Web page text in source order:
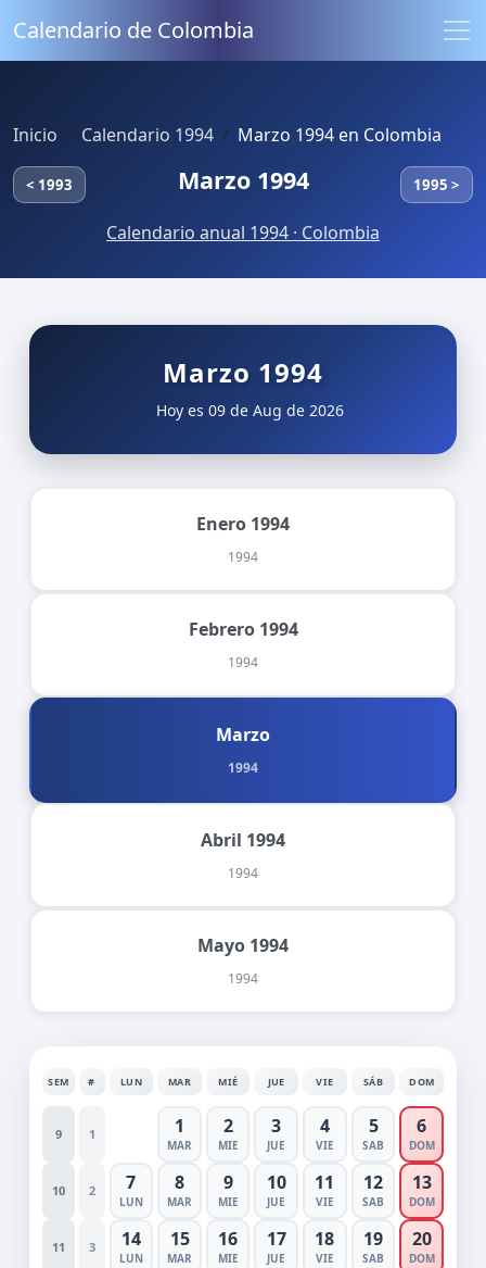
Calendario de Colombia
Inicio Calendario 1994 Marzo 1994 en Colombia
< 1993 Marzo 1994 1995 >
Calendario anual 1994 · Colombia
Marzo 1994
Hoy es 09 de Aug de 2026
Enero 1994
1994
Febrero 1994
1994
Marzo
1994
Abril 1994
1994
Mayo 1994
1994
SEM # LUN MAR MIÉ JUE VIE SÁB DOM
9 1 1
MAR
2
MIE
3
JUE
4
VIE
5
SAB
6
DOM
10 2 7
LUN
8
MAR
9
MIE
10
JUE
11
VIE
12
SAB
13
DOM
11 3 14
LUN
15
MAR
16
MIE
17
JUE
18
VIE
19
SAB
20
DOM